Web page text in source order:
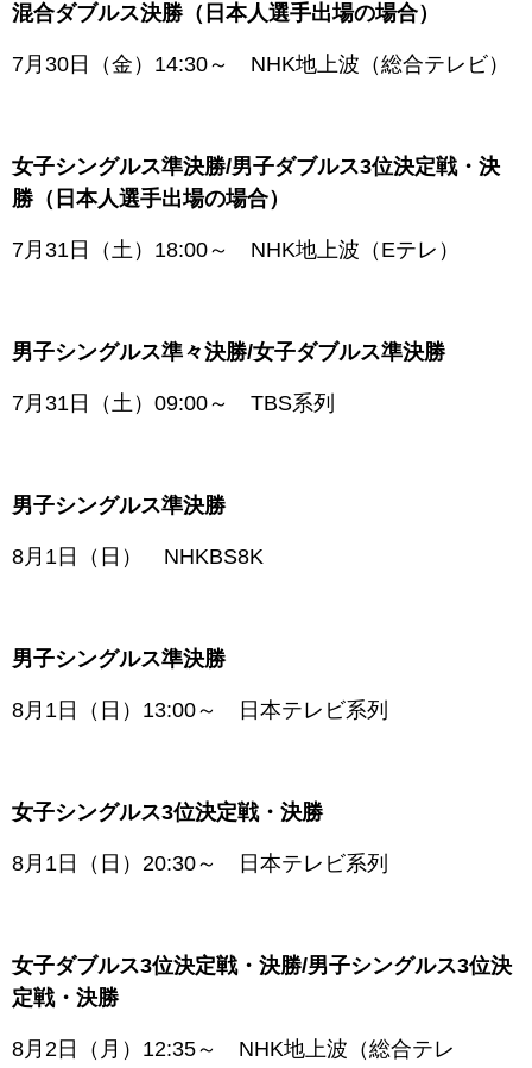
混合ダブルス決勝（日本人選手出場の場合）
7月30日（金）14:30～ NHK地上波（総合テレビ）
女子シングルス準決勝/男子ダブルス3位決定戦・決
勝（日本人選手出場の場合）
7月31日（土）18:00～ NHK地上波（Eテレ）
男子シングルス準々決勝/女子ダブルス準決勝
7月31日（土）09:00～ TBS系列
男子シングルス準決勝
8月1日（日） NHKBS8K
男子シングルス準決勝
8月1日（日）13:00～ 日本テレビ系列
女子シングルス3位決定戦・決勝
8月1日（日）20:30～ 日本テレビ系列
女子ダブルス3位決定戦・決勝/男子シングルス3位決
定戦・決勝
8月2日（月）12:35～ NHK地上波（総合テレ